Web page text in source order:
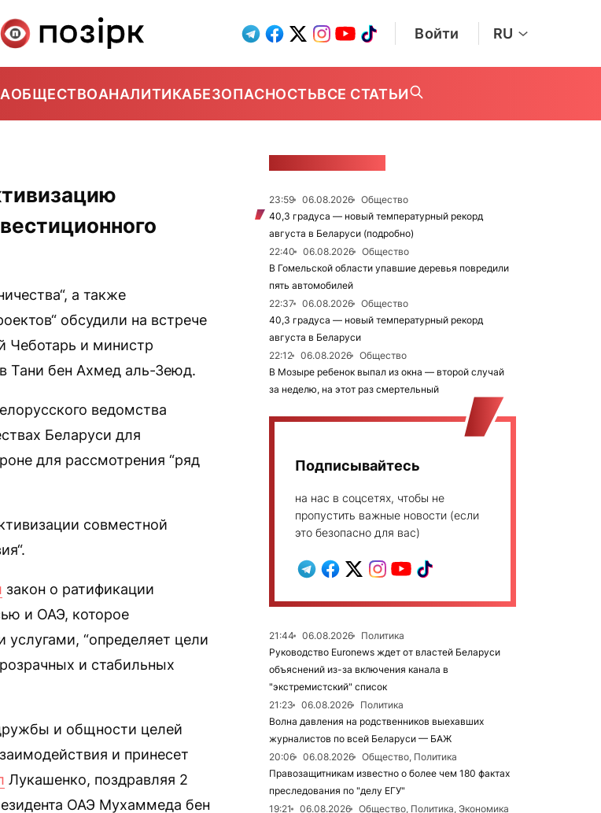
Войти RU
ОБЩЕСТВОАНАЛИТИКАБЕЗОПАСНОСТЬВСЕ СТАТЬИ
а также
обсудили на встрече
Чеботарь и министр
Тани бен Ахмед аль-Зеюд.
ведомства
Беларуси для
для рассмотрения “ряд
совместной
закон о ратификации
и ОАЭ, которое
услугами, “определяет цели
и стабильных
и общности целей
и принесет
Лукашенко, поздравляя 2
ОАЭ Мухаммеда бен
23:59 06.08.2026
Общество
40,3 градуса — новый температурный рекорд
августа в Беларуси (подробно)
22:40
06.08.2026
Общество
В Гомельской области упавшие деревья повредили
пять автомобилей
22:37
06.08.2026
Общество
40,3 градуса — новый температурный рекорд
августа в Беларуси
22:12
06.08.2026
Общество
В Мозыре ребенок выпал из окна — второй случай
за неделю, на этот раз смертельный
Подписывайтесь
на нас в соцсетях, чтобы не
пропустить важные новости (если
это безопасно для вас)
21:44 06.08.2026
Политика
Руководство Euronews ждет от властей Беларуси
объяснений из-за включения канала в
"экстремистский" список
21:23
06.08.2026
Политика
Волна давления на родственников выехавших
журналистов по всей Беларуси — БАЖ
20:06
06.08.2026
Общество, Политика
Правозащитникам известно о более чем 180 фактах
преследования по "делу ЕГУ"
19:21
06.08.2026
Общество, Политика, Экономика